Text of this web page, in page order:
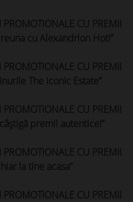
CU PREMII
cu Alexandrion Hot!”
CU PREMII
The Iconic Estate”
CU PREMII
premii autentice!”
CU PREMII
la tine acasa”
CU PREMII